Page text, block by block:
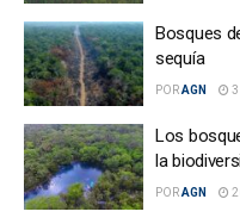
Bosques
sequía
PORAGN 3
Los
la
PORAGN